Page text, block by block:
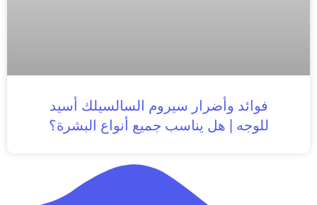
فوائد وأضرار سيروم السالسيلك أسيد
للوجه | هل يناسب جميع أنواع البشرة؟